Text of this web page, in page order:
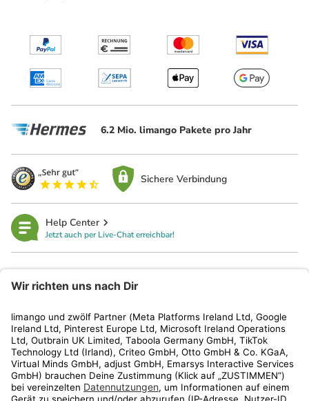
6.2 Mio. limango Pakete pro Jahr
Sichere Verbindung
Help Center
Jetzt auch per Live-Chat erreichbar!
Kundenservice
Shop
Aktionen